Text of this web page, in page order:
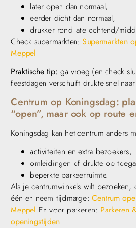
later open dan normaal,
eerder dicht dan normaal,
drukker rond late ochtend/
Check supermarkten:Supermarkten
Meppel
Praktische tip: ga vroeg (en check
feestdagen verschuift drukte snel
Centrum op Koningsdag:
“open”, maar ook op route
Koningsdag kan het centrum anders
activiteiten en extra bezoekers,
omleidingen of drukte op
beperkte parkeerruimte.
Als je centrumwinkels wilt bezoeken,
één en neem tijdmarge: Centrum
Meppel En voor parkeren: Parkeren
openingstijden